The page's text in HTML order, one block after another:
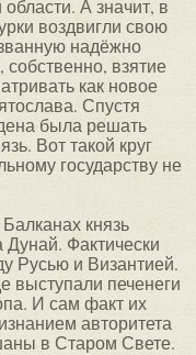
А значит, в
воздвигли свою
надёжно
взятие
как новое
Спустя
была решать
Вот такой круг
государству не
князь
Дунай. Фактически
Русью и Византией.
выступали печенеги
И сам факт их
авторитета
в Старом Свете.